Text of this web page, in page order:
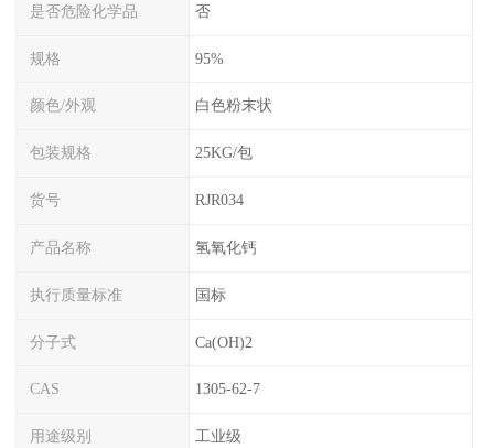
是否危险化学品 否
规格 95%
颜色/外观 白色粉末状
包装规格 25KG/包
货号 RJR034
产品名称 氢氧化钙
执行质量标准 国标
分子式 Ca(OH)2
CAS 1305-62-7
用途级别 工业级